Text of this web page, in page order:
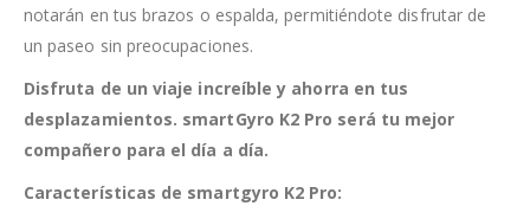
notarán en tus brazos o espalda, permitiéndote disfrutar de
un paseo sin preocupaciones.
Disfruta de un viaje increíble y ahorra en tus
desplazamientos. smartGyro K2 Pro será tu mejor
compañero para el día a día.
Características de smartgyro K2 Pro: